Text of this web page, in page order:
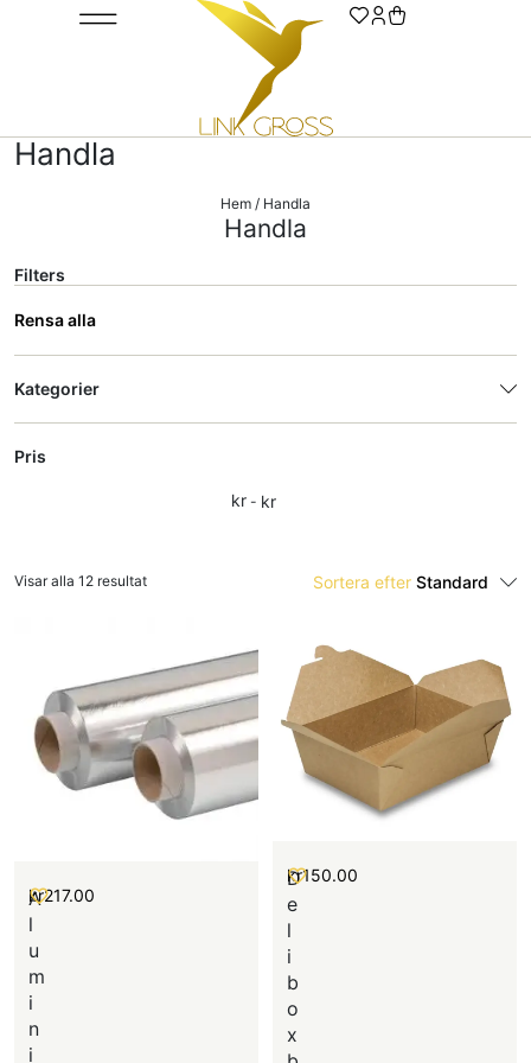
Handla
Hem / Handla
Handla
Filters
Rensa alla
Kategorier
Pris
kr kr
Sortera efter Standard
A
l
u
m
i
n
i
kr217.00
D
e
l
i
b
o
x
kr150.00
Visar alla 12 resultat